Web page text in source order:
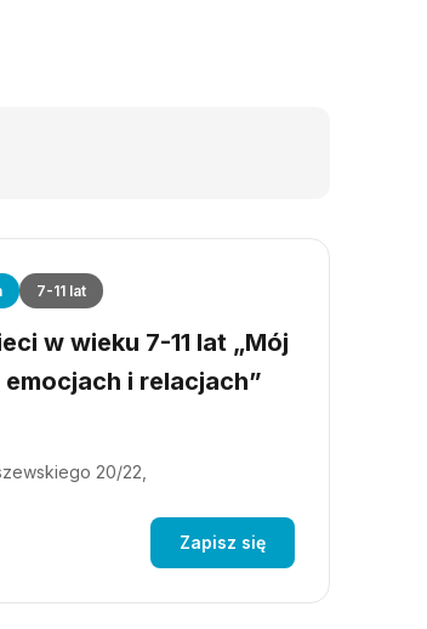
7-11 lat
w wieku 7-11 lat „Mój
i relacjach”
20/22,
Zapisz się